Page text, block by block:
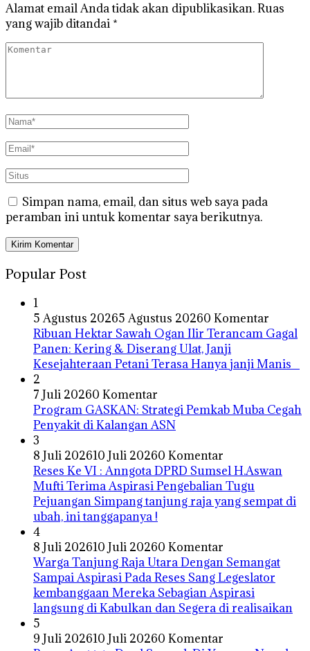
Alamat email Anda tidak akan dipublikasikan.Ruas
yang wajib ditandai *
Simpan nama, email, dan situs web saya pada
peramban ini untuk komentar saya berikutnya.
Popular Post
1
5 Agustus 20265 Agustus 20260 Komentar
Ribuan Hektar Sawah Ogan Ilir Terancam Gagal
Panen: Kering & Diserang Ulat, Janji
2
7 Juli 20260 Komentar
Program GASKAN: Strategi Pemkab Muba Cegah
Penyakit di Kalangan ASN
3
8 Juli 202610 Juli 20260 Komentar
Reses Ke VI : Anngota DPRD Sumsel H.Aswan
Mufti Terima Aspirasi Pengebalian Tugu
Pejuangan Simpang tanjung raja yang sempat di
ubah, ini tanggapanya !
4
8 Juli 202610 Juli 20260 Komentar
Warga Tanjung Raja Utara Dengan Semangat
Sampai Aspirasi Pada Reses Sang Legeslator
kembanggaan Mereka Sebagian Aspirasi
langsung di Kabulkan dan Segera di realisaikan
5
9 Juli 202610 Juli 20260 Komentar